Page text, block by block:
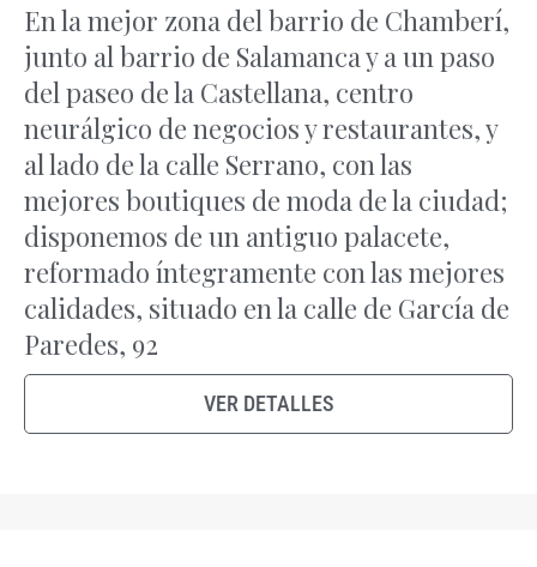
En la mejor zona del barrio de Chamberí,
junto al barrio de Salamanca y a un paso
del paseo de la Castellana, centro
neurálgico de negocios y restaurantes, y
al lado de la calle Serrano, con las
mejores boutiques de moda de la ciudad;
disponemos de un antiguo palacete,
reformado íntegramente con las mejores
calidades, situado en la calle de García de
Paredes, 92
VER DETALLES